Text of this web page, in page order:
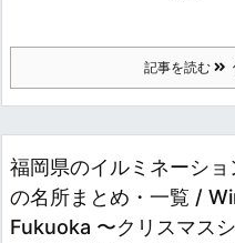
記事を読む
福岡県のイルミネーシ
の名所まとめ・一覧 /
Fukuoka 〜クリスマス